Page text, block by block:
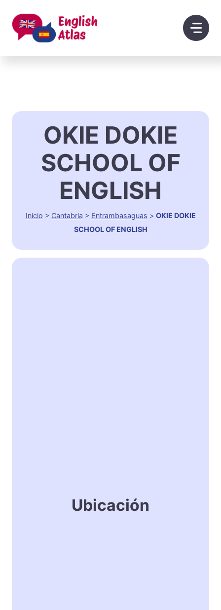
contenido
OKIE DOKIE
SCHOOL OF
ENGLISH
Inicio > Cantabria > Entrambasaguas > OKIE DOKIE
SCHOOL OF ENGLISH
Ubicación